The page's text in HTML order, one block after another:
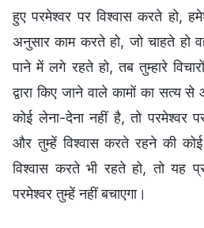
हुए परमेश्वर पर विश्वास करते हो,
अनुसार काम करते हो, जो चाहते हो
पाने में लगे रहते हो, तब तुम्हारे
द्वारा किए जाने वाले कामों का सत्य
कोई लेना-देना नहीं है, तो परमेश्वर
और तुम्हें विश्वास करते रहने की
विश्वास करते भी रहते हो, तो यह
परमेश्वर तुम्हें नहीं बचाएगा।